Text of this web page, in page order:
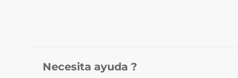
Necesita ayuda ?